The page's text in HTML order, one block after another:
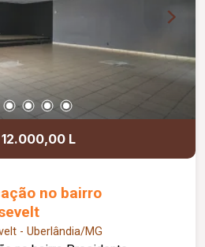
12.000,00 L
no bairro
- Uberlândia/MG